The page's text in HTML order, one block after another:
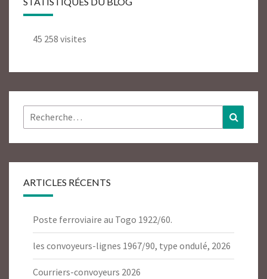
45 258 visites
Rechercher :
ARTICLES RÉCENTS
Poste ferroviaire au Togo 1922/60.
les convoyeurs-lignes 1967/90, type ondulé, 2026
Courriers-convoyeurs 2026